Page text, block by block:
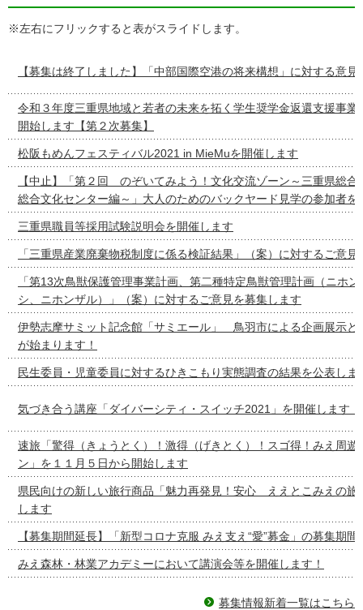
※左右にフリックすると表がスライドします。
【募集は終了しました】「中部国際空港の将来構想」に対する意見
令和３年度三重県地域と若者の未来を拓く学生奨学金返還支援事業
開始します【第２次募集】
松阪もめんフェスティバル2021 in MieMuを開催します
【中止】「第２回 のぞいてみよう！文化交流ゾーン～三重県総合
総合文化センター編～」大人のためのバックヤード見学の参加者を
三重県職員等採用試験説明会を開催します
「三重県産業廃棄物税制度に係る検証結果」（案）に対するご意見
「第13次鳥獣保護管理事業計画、第二種特定鳥獣管理計画（ニホ
シ、ニホンザル）」（案）に対するご意見を募集します
伊勢志摩サミット記念館「サミエール」 鳥羽市による企画展示と
が始まります！
民生委員・児童委員に対するひきこもり実態調査の結果を公表しま
気づき合う講座「ダイバーシティ・スイッチ2021」を開催します！
速旅「驚得（きょうとく）！激得（げきとく）！スゴ得！みえ周遊
ン」を１１月５日から開始します
県民向けの新しい旅行商品「魅力再発見！安心 ええとこみえの旅
します
【募集期間延長】「新型コロナ克服 みえ支え“愛”募金」の募集期
みえ森林・林業アカデミーにおいて講演会等を開催します！
募集情報新着一覧はこちら